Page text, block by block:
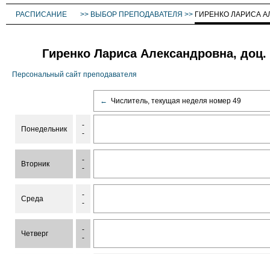
РАСПИСАНИЕ >> ВЫБОР ПРЕПОДАВАТЕЛЯ >> ГИРЕНКО ЛАРИСА
Гиренко Лариса Александровна, доц.
Персональный сайт преподавателя
← Числитель, текущая неделя номер 49
Понедельник
-
-
Вторник
-
-
Среда
-
-
Четверг
-
-